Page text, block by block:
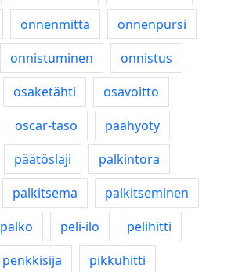
onnenmitta
onnenpursi
onnistuminen
onnistus
osaketähti
osavoitto
oscar-taso
päähyöty
päätöslaji
palkintora
palkitsema
palkitseminen
palko peli-ilo
pelihitti
penkkisija
pikkuhitti